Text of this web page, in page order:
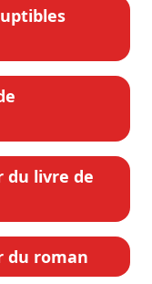
du livre de
du roman